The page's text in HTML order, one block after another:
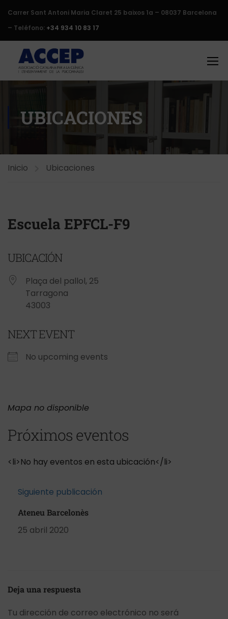
Carrer Sant Antoni Maria Claret 25 baixos 1a – 08037 Barcelona
– Teléfono: +34 934 10 83 17
UBICACIONES
Inicio Ubicaciones
Escuela EPFCL-F9
UBICACIÓN
Plaça del pallol, 25
Tarragona
43003
NEXT EVENT
No upcoming events
Mapa no disponible
Próximos eventos
<li>No hay eventos en esta ubicación</li>
Siguiente publicación
Ateneu Barcelonès
25 abril 2020
Deja una respuesta
Tu dirección de correo electrónico no será